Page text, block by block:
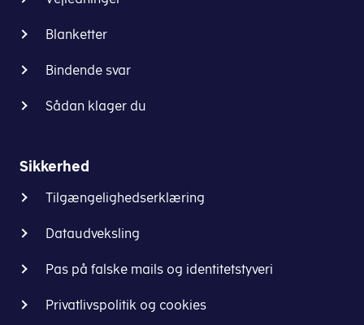
forbindelse
04.055.
om
Den
vejledning
Andre
forsikrings-
og
opsparingsordninger,
Blanketter
Bindende svar
Sådan klager du
Sikkerhed
Tilgængelighedserklæring
Dataudveksling
Pas på falske mails og identitetstyveri
Privatlivspolitik og cookies